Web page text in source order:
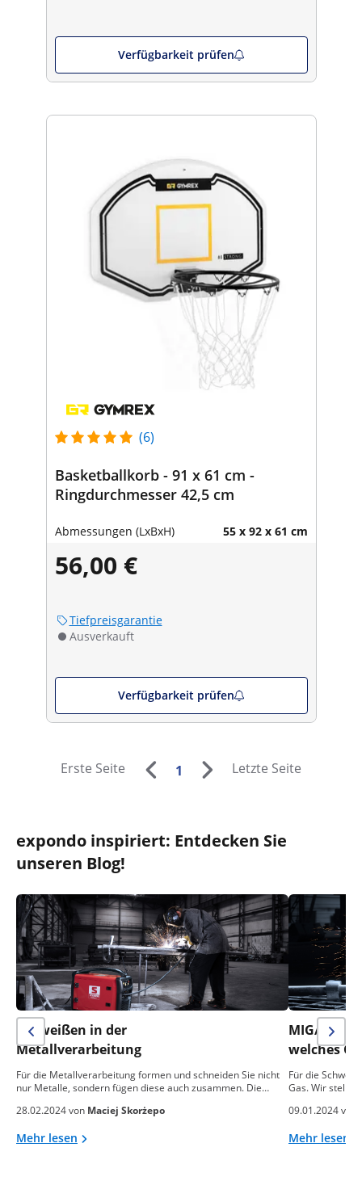
Verfügbarkeit prüfen
(6)
Basketballkorb - 91 x 61 cm -
Ringdurchmesser 42,5 cm
Abmessungen (LxBxH) 55 x 92 x 61 cm
56,00 €
Tiefpreisgarantie
Ausverkauft
Verfügbarkeit prüfen
Erste Seite 1 Letzte Seite
expondo inspiriert: Entdecken Sie
unseren Blog!
Schweißen in der
Metallverarbeitung
Für die Metallverarbeitung formen und schneiden Sie nicht
nur Metalle, sondern fügen diese auch zusammen. Die…
28.02.2024 von Maciej Skorżepo
Mehr lesen
MIG/MAG-
welches
Für die
Gas. Wir
09.01.2024 von
Mehr lesen